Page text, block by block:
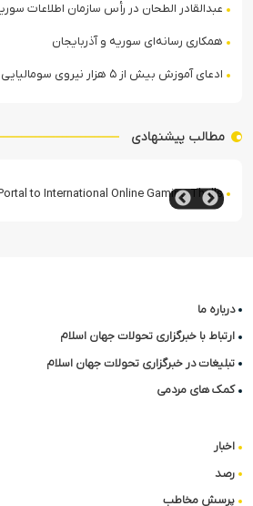
Słońca Zwycięstw na Polskim Rynku